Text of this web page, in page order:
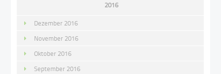
2016
Dezember 2016
November 2016
Oktober 2016
September 2016